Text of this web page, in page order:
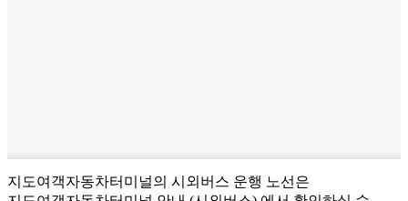
지도여객자동차터미널의 시외버스 운행 노선은